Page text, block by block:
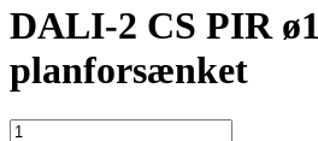
DALI-2 CS PIR
planforsænket
DALI-